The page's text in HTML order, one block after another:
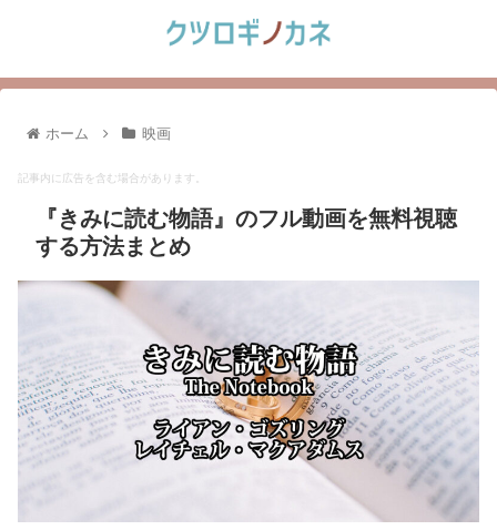
ホーム 映画
記事内に広告を含む場合があります。
『きみに読む物語』のフル動画を無料視聴
する方法まとめ